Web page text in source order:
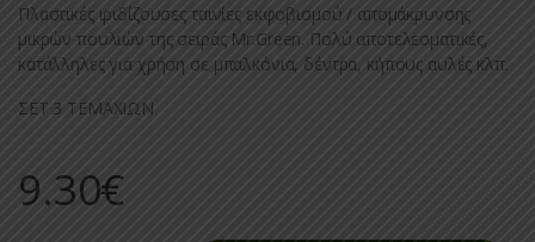
Πλαστικές ιριδίζουσες ταινίες εκφοβισμού / απομάκρυνσης
μικρών πουλιών της σειράς Mr.Green. Πολύ αποτελεσματικές,
κατάλληλες για χρήση σε μπαλκόνια, δέντρα, κήπους αυλές κλπ.
ΣΕΤ 3 ΤΕΜΑΧΙΩΝ
9.30€